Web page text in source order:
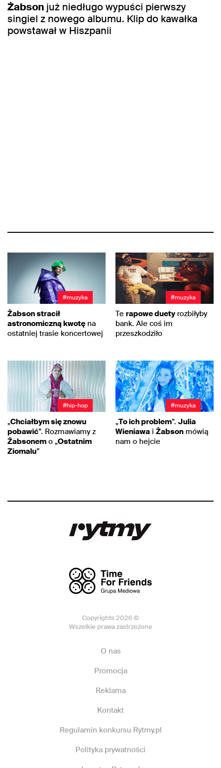
Żabson już niedługo wypuści pierwszy
singiel z nowego albumu. Klip do kawałka
powstawał w Hiszpanii
#muzyka
Żabson stracił
astronomiczną kwotę na
ostatniej trasie koncertowej
#muzyka
Te rapowe duetyrozbiłyby
bank. Ale coś im
przeszkodziło
#hip-hop
„Chciałbym się znowu
pobawić”. Rozmawiamy z
Żabsonem o „Ostatnim
Ziomalu”
#muzyka
„To ich problem”. Julia
Wieniawa i Żabson mówią
nam o hejcie
Copyrights 2026 ©
Wszelkie prawa zastrzeżone
O nas
Promocja
Reklama
Kontakt
Regulamin konkursu Rytmy.pl
Polityka prywatności